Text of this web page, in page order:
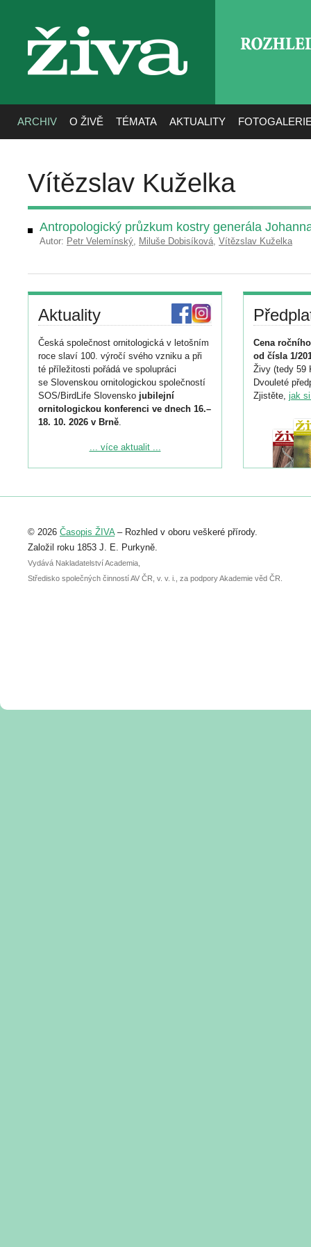
živa
ARCHIV O ŽIVĚ TÉMATA AKTUALITY
Vítězslav Kuželka
Antropologický průzkum kostry generála
Autor: Petr Velemínský, Miluše Dobisíková, Vítězslav Kuželka
Aktuality
Česká společnost ornitologická v letošním
roce slaví 100. výročí svého vzniku a při
té příležitosti pořádá ve spolupráci
se Slovenskou ornitologickou společností
SOS/BirdLife Slovensko jubilejní
ornitologickou konferenci ve dnech 16.–
18. 10. 2026 v Brně.
Podrobnější informace ke konferenci
Registrovat se můžete do 6. září.
abstraktu přihlášené přednášky nebo
posteru je už 30. června.
... více aktualit ...
Cena
od čísla 1/
Živy (tedy 59
Dvouleté
Zjistěte, jak
© 2026 Časopis ŽIVA– Rozhled v oboru veškeré přírody.
Založil roku 1853 J. E. Purkyně.
Vydává Nakladatelství Academia,
Středisko společných činností AV ČR, v. v. i., za podpory Akademie věd ČR.